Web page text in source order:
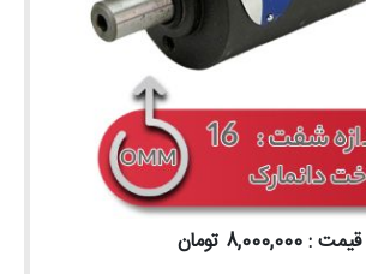
قیمت : 8,000,000 تومان